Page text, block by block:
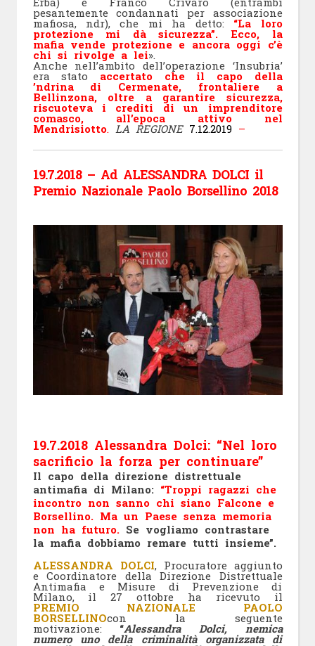
pesantemente condannati per associazione
mafiosa, ndr), che mi ha detto: “La loro
protezione mi dà sicurezza”. Ecco, la
mafia vende protezione e ancora oggi c’è
chi si rivolge a lei».
Anche nell’ambito dell’operazione ‘Insubria’
era stato accertato che il capo della
’ndrina di Cermenate, frontaliere a
Bellinzona, oltre a garantire sicurezza,
riscuoteva i crediti di un imprenditore
comasco, all’epoca attivo nel
Mendrisiotto. LA REGIONE 7.12.2019–
19.7.2018 – Ad ALESSANDRA DOLCI il
Premio Nazionale Paolo Borsellino 2018
19.7.2018 Alessandra Dolci: “Nel loro
sacrificio la forza per continuare”
Il capo della direzione distrettuale
antimafia di Milano:“Troppi ragazzi che
incontro non sanno chi siano Falcone e
Borsellino. Ma un Paese senza memoria
non ha futuro. Se vogliamo contrastare
la mafia dobbiamo remare tutti insieme”.
ALESSANDRA DOLCI, Procuratore aggiunto
e Coordinatore della Direzione Distrettuale
Antimafia e Misure di Prevenzione di
Milano, il 27 ottobre ha ricevuto il
PREMIO NAZIONALE PAOLO
BORSELLINOcon la seguente
motivazione:“Alessandra Dolci, nemica
numero uno della criminalità organizzata di